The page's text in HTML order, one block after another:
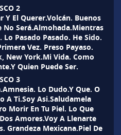
2
Y El Querer.Volcán. Buenos
No Será.Almohada.Mientras
Pasado Pasado. He Sido.
Vez. Preso Payaso.
New York.Mi Vida. Como
Quien Puede Ser.
3
Lo Dudo.Y Que. O
A Ti.Soy Asi.Saludamela
Morir En Tu Piel. Lo Que
Amores.Voy A Llenarte
Grandeza Mexicana.Piel De